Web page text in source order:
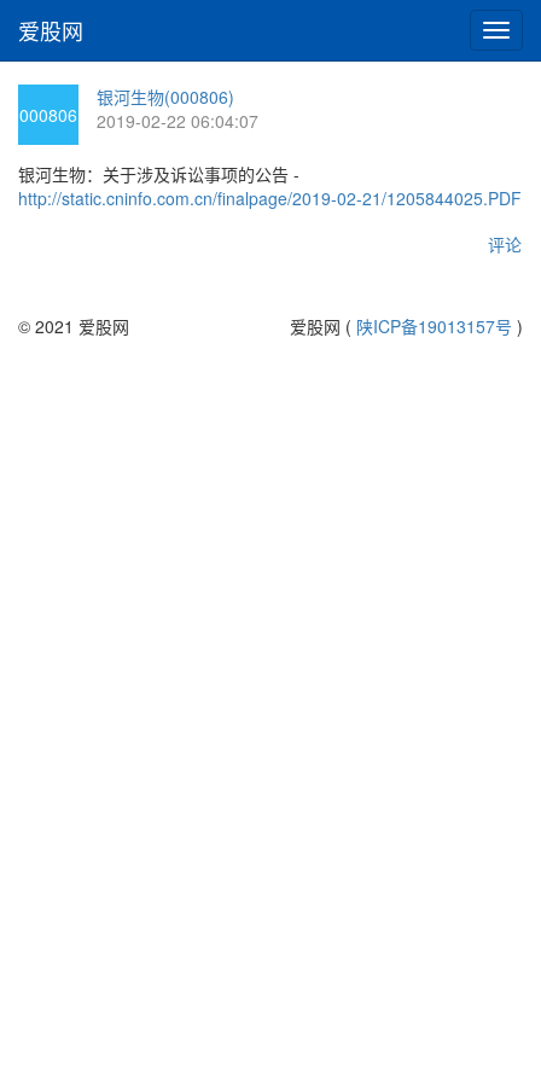
切
换
爱股网
000806
银河生物(000806)
2019-02-22 06:04:07
银河生物：关于涉及诉讼事项的公告 -
http://static.cninfo.com.cn/finalpage/2019-02-21/1205844025.PDF
评论
© 2021 爱股网 爱股网 ( 陕ICP备19013157号 )